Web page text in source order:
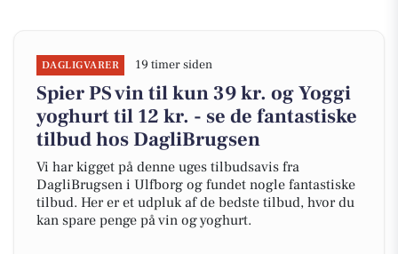
DAGLIGVARER 19 timer siden
Spier PS vin til kun 39 kr. og Yoggi
yoghurt til 12 kr. - se de fantastiske
tilbud hos DagliBrugsen
Vi har kigget på denne uges tilbudsavis fra
DagliBrugsen i Ulfborg og fundet nogle fantastiske
tilbud. Her er et udpluk af de bedste tilbud, hvor du
kan spare penge på vin og yoghurt.